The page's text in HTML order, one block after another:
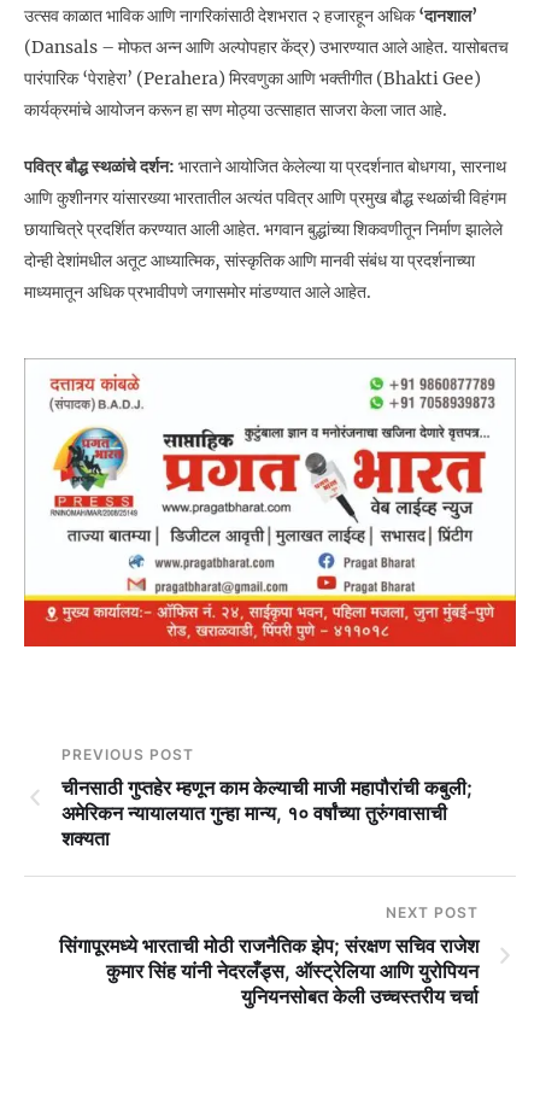
उत्सव काळात भाविक आणि नागरिकांसाठी देशभरात २ हजारहून अधिक‘दानशाल’
(Dansals – मोफत अन्न आणि अल्पोपहार केंद्र) उभारण्यात आले आहेत. यासोबतच
पारंपारिक ‘पेराहेरा’ (Perahera) मिरवणुका आणि भक्तीगीत (Bhakti Gee)
कार्यक्रमांचे आयोजन करून हा सण मोठ्या उत्साहात साजरा केला जात आहे.
पवित्र बौद्ध स्थळांचे दर्शन: भारताने आयोजित केलेल्या या प्रदर्शनात बोधगया, सारनाथ
आणि कुशीनगर यांसारख्या भारतातील अत्यंत पवित्र आणि प्रमुख बौद्ध स्थळांची विहंगम
छायाचित्रे प्रदर्शित करण्यात आली आहेत. भगवान बुद्धांच्या शिकवणीतून निर्माण झालेले
दोन्ही देशांमधील अतूट आध्यात्मिक, सांस्कृतिक आणि मानवी संबंध या प्रदर्शनाच्या
माध्यमातून अधिक प्रभावीपणे जगासमोर मांडण्यात आले आहेत.
PREVIOUS POST
चीनसाठी गुप्तहेर म्हणून काम केल्याची माजी महापौरांची कबुली;
अमेरिकन न्यायालयात गुन्हा मान्य, १० वर्षांच्या तुरुंगवासाची
शक्यता
NEXT POST
सिंगापूरमध्ये भारताची मोठी राजनैतिक झेप; संरक्षण सचिव राजेश
कुमार सिंह यांनी नेदरलँड्स, ऑस्ट्रेलिया आणि युरोपियन
युनियनसोबत केली उच्चस्तरीय चर्चा